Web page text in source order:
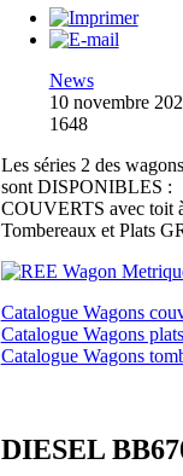
News
10 novembre
1648
Les séries 2 des
sont DISPONIBLES :
COUVERTS avec toit
Tombereaux et Plats
Catalogue Wagons
Catalogue Wagons
Catalogue Wagons
DIESEL